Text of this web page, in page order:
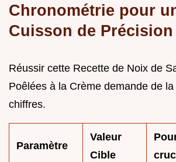
Chronométrie pour
Cuisson de Précision
Réussir cette Recette de Noix de
Poêlées à la Crème demande de
chiffres.
Paramètre
Valeur
Cible